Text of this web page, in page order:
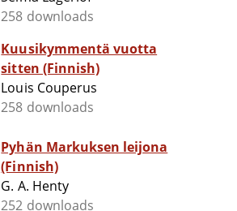
258 downloads
Kuusikymmentä vuotta
sitten (Finnish)
Louis Couperus
258 downloads
Pyhän Markuksen leijona
(Finnish)
G. A. Henty
252 downloads